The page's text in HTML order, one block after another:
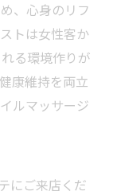
、心身のリフ
トは女性客か
る環境作りが
康維持を両立
ルマッサージ
にご来店くだ